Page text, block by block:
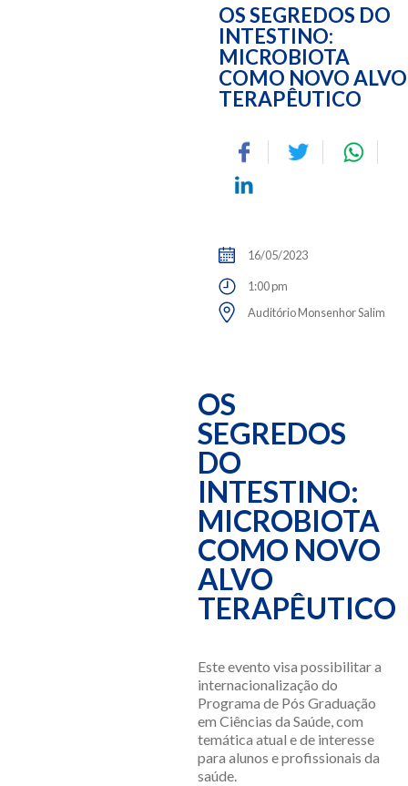
OS SEGREDOS DO
INTESTINO:
MICROBIOTA
COMO NOVO ALVO
TERAPÊUTICO
16/05/2023
1:00 pm
Auditório Monsenhor Salim
OS
SEGREDOS
DO
INTESTINO:
MICROBIOTA
COMO NOVO
ALVO
TERAPÊUTICO
Este evento visa possibilitar a
internacionalização do
Programa de Pós Graduação
em Ciências da Saúde, com
temática atual e de interesse
para alunos e profissionais da
saúde.